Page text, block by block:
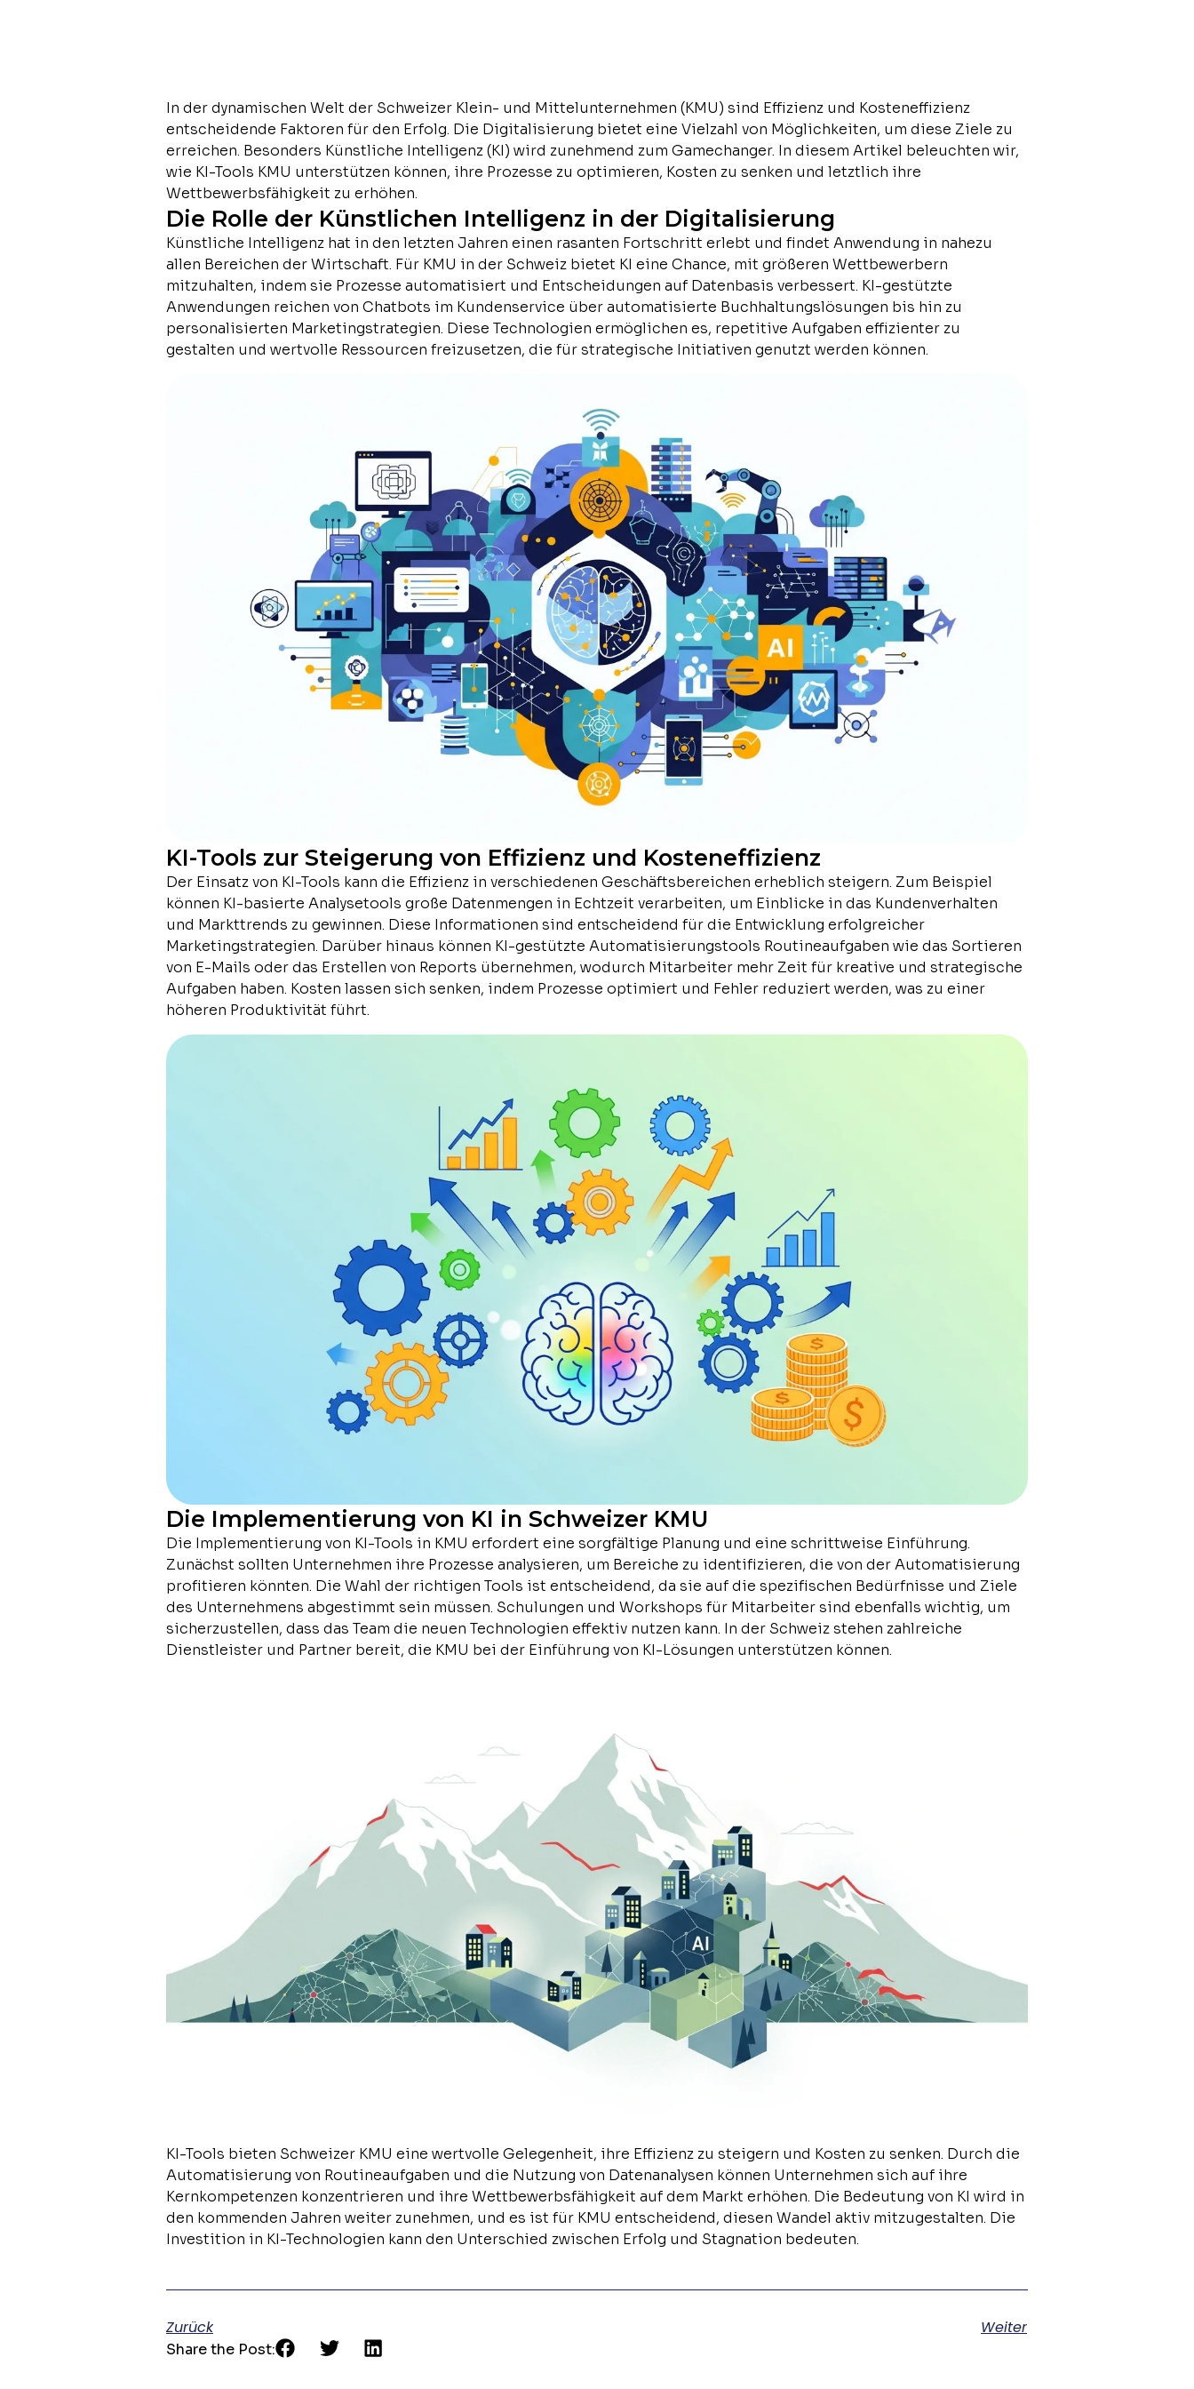
In der dynamischen Welt der Schweizer Klein- und Mittelunternehmen (KMU) sind Effizienz und Kosteneffizienz
entscheidende Faktoren für den Erfolg. Die Digitalisierung bietet eine Vielzahl von Möglichkeiten, um diese Ziele zu
erreichen. Besonders Künstliche Intelligenz (KI) wird zunehmend zum Gamechanger. In diesem Artikel beleuchten wir,
wie KI-Tools KMU unterstützen können, ihre Prozesse zu optimieren, Kosten zu senken und letztlich ihre
Wettbewerbsfähigkeit zu erhöhen.
Die Rolle der Künstlichen Intelligenz in der Digitalisierung
Künstliche Intelligenz hat in den letzten Jahren einen rasanten Fortschritt erlebt und findet Anwendung in nahezu
allen Bereichen der Wirtschaft. Für KMU in der Schweiz bietet KI eine Chance, mit größeren Wettbewerbern
mitzuhalten, indem sie Prozesse automatisiert und Entscheidungen auf Datenbasis verbessert. KI-gestützte
Anwendungen reichen von Chatbots im Kundenservice über automatisierte Buchhaltungslösungen bis hin zu
personalisierten Marketingstrategien. Diese Technologien ermöglichen es, repetitive Aufgaben effizienter zu
gestalten und wertvolle Ressourcen freizusetzen, die für strategische Initiativen genutzt werden können.
KI-Tools zur Steigerung von Effizienz und Kosteneffizienz
Der Einsatz von KI-Tools kann die Effizienz in verschiedenen Geschäftsbereichen erheblich steigern. Zum Beispiel
können KI-basierte Analysetools große Datenmengen in Echtzeit verarbeiten, um Einblicke in das Kundenverhalten
und Markttrends zu gewinnen. Diese Informationen sind entscheidend für die Entwicklung erfolgreicher
Marketingstrategien. Darüber hinaus können KI-gestützte Automatisierungstools Routineaufgaben wie das Sortieren
von E-Mails oder das Erstellen von Reports übernehmen, wodurch Mitarbeiter mehr Zeit für kreative und strategische
Aufgaben haben. Kosten lassen sich senken, indem Prozesse optimiert und Fehler reduziert werden, was zu einer
höheren Produktivität führt.
Die Implementierung von KI in Schweizer KMU
Die Implementierung von KI-Tools in KMU erfordert eine sorgfältige Planung und eine schrittweise Einführung.
Zunächst sollten Unternehmen ihre Prozesse analysieren, um Bereiche zu identifizieren, die von der Automatisierung
profitieren könnten. Die Wahl der richtigen Tools ist entscheidend, da sie auf die spezifischen Bedürfnisse und Ziele
des Unternehmens abgestimmt sein müssen. Schulungen und Workshops für Mitarbeiter sind ebenfalls wichtig, um
sicherzustellen, dass das Team die neuen Technologien effektiv nutzen kann. In der Schweiz stehen zahlreiche
Dienstleister und Partner bereit, die KMU bei der Einführung von KI-Lösungen unterstützen können.
KI-Tools bieten Schweizer KMU eine wertvolle Gelegenheit, ihre Effizienz zu steigern und Kosten zu senken. Durch die
Automatisierung von Routineaufgaben und die Nutzung von Datenanalysen können Unternehmen sich auf ihre
Kernkompetenzen konzentrieren und ihre Wettbewerbsfähigkeit auf dem Markt erhöhen. Die Bedeutung von KI wird in
den kommenden Jahren weiter zunehmen, und es ist für KMU entscheidend, diesen Wandel aktiv mitzugestalten. Die
Investition in KI-Technologien kann den Unterschied zwischen Erfolg und Stagnation bedeuten.
Zurück Weiter
Share the Post: